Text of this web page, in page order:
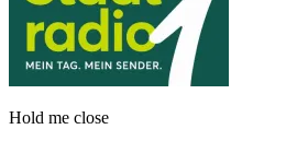
Hold me close